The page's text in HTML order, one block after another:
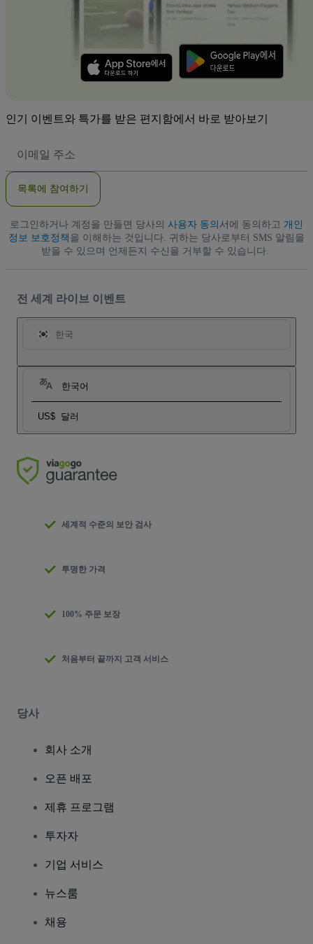
인기 이벤트와 특가를 받은 편지함에서 바로 받아보기
메
소
목록에 참여하기
로그인하거나 계정을 만들면 당사의 사용자 동의서 에 동의하고 개인
정보 보호정책 을 이해하는 것입니다. 귀하는 당사로부터 SMS 알림을
받을 수 있으며 언제든지 수신을 거부할 수 있습니다.
전 세계 라이브 이벤트
한국
한국어
US$ 달러
세계적 수준의 보안 검사
투명한 가격
100% 주문 보장
처음부터 끝까지 고객 서비스
당사
회사 소개
오픈 배포
제휴 프로그램
투자자
기업 서비스
뉴스룸
채용